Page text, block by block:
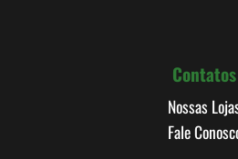
Contatos
Nossas
Fale